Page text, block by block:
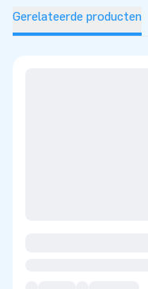
Gerelateerde producten